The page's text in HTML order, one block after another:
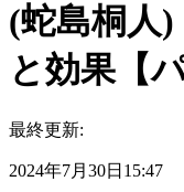
(蛇島桐人
と効果【
最終更新:
2024年7月30日15:47